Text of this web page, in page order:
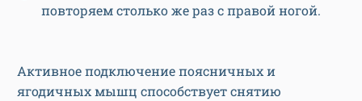
повторяем столько же раз с правой ногой.
Активное подключение поясничных и
ягодичных мышц способствует снятию